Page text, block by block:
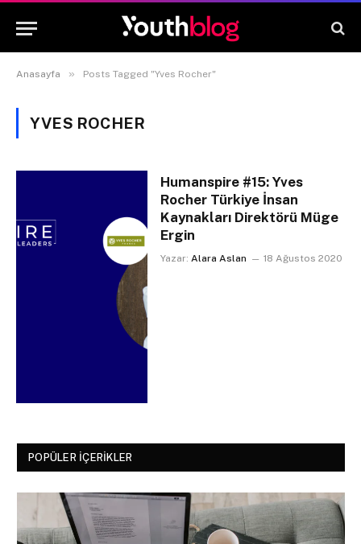
Anasayfa » Posts Tagged "Yves Rocher"
YVES ROCHER
Humanspire #15: Yves
Rocher Türkiye İnsan
Kaynakları Direktörü Müge
Ergin
Yazar: Alara Aslan 18 Ağustos 2020
POPÜLER İÇERIKLER